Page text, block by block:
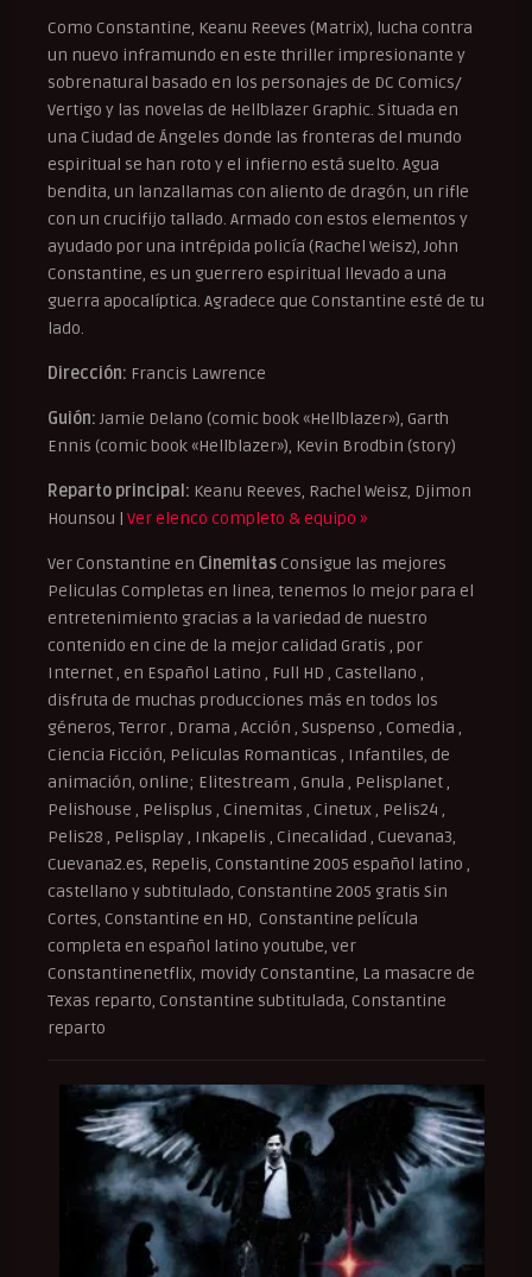
Como Constantine, Keanu Reeves (Matrix), lucha contra
un nuevo inframundo en este thriller impresionante y
sobrenatural basado en los personajes de DC Comics/
Vertigo y las novelas de Hellblazer Graphic. Situada en
una Ciudad de Ángeles donde las fronteras del mundo
espiritual se han roto y el infierno está suelto. Agua
bendita, un lanzallamas con aliento de dragón, un rifle
con un crucifijo tallado. Armado con estos elementos y
ayudado por una intrépida policía (Rachel Weisz), John
Constantine, es un guerrero espiritual llevado a una
guerra apocalíptica. Agradece que Constantine esté de tu
lado.
Dirección: Francis Lawrence
Guión: Jamie Delano (comic book «Hellblazer»), Garth
Ennis (comic book «Hellblazer»), Kevin Brodbin (story)
Reparto principal: Keanu Reeves, Rachel Weisz, Djimon
Hounsou | Ver elenco completo & equipo »
Ver Constantine en Cinemitas Consigue las mejores
Peliculas Completas en linea, tenemos lo mejor para el
entretenimiento gracias a la variedad de nuestro
contenido en cine de la mejor calidad Gratis , por
Internet , en Español Latino , Full HD , Castellano ,
disfruta de muchas producciones más en todos los
géneros, Terror , Drama , Acción , Suspenso , Comedia ,
Ciencia Ficción, Peliculas Romanticas , Infantiles, de
animación, online; Elitestream , Gnula , Pelisplanet ,
Pelishouse , Pelisplus , Cinemitas , Cinetux , Pelis24 ,
Pelis28 , Pelisplay , Inkapelis , Cinecalidad , Cuevana3,
Cuevana2.es, Repelis, Constantine 2005 español latino ,
castellano y subtitulado, Constantine 2005 gratis Sin
Cortes, Constantine en HD, Constantine película
completa en español latino youtube, ver
Constantinenetflix, movidy Constantine, La masacre de
Texas reparto, Constantine subtitulada, Constantine
reparto